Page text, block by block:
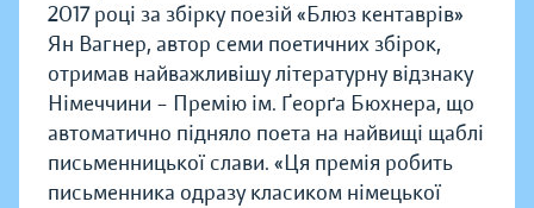
2017 році за збірку поезій «Блюз кентаврів»
Ян Вагнер, автор семи поетичних збірок,
отримав найважливішу літературну відзнаку
Німеччини – Премію ім. Ґеорґа Бюхнера, що
автоматично підняло поета на найвищі щаблі
письменницької слави. «Ця премія робить
письменника одразу класиком німецької